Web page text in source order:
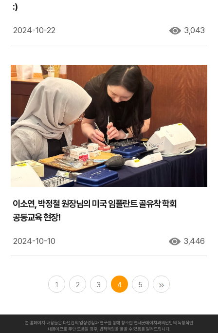
:)
2024-10-22 3,043
이소연, 박정철 원장님의 미국 임플란트 골유착 학회
공동교육 현장!
2024-10-10 3,446
1 2 3 4 5
본 홈페이지 내용들은 다년간의 임상경험과 연구를 통해 창조한 연세굿데이치과의원만의 독창적인
내용이므로 무단 도용할 경우, 법적책임을 물을 수 있음을 알려드립니다.